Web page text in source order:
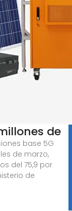
de
base 5G
de marzo,
del 75,9 por
de